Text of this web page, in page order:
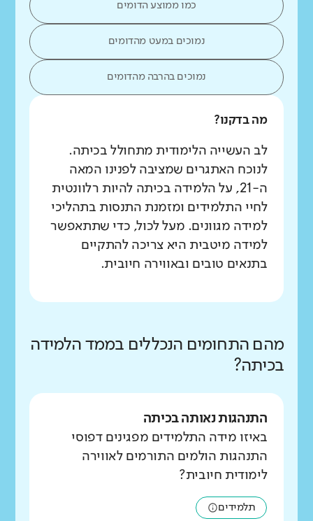
כמו ממוצע הדומים
נמוכים במעט מהדומים
נמוכים בהרבה מהדומים
מה בדקנו?
לב העשייה הלימודית מתחולל בכיתה.
לנוכח האתגרים שמציבה לפנינו המאה
ה-21, על הלמידה בכיתה להיות רלוונטית
לחיי התלמידים ומזמנת התנסות בתהליכי
למידה מגוונים. מעל לכול, כדי שתתאפשר
למידה מיטבית היא צריכה להתקיים
בתנאים טובים ובאווירה חיובית.
מהם התחומים הנכללים בממד הלמידה
בכיתה?
התנהגות נאותה בכיתה
באיזו מידה התלמידים מפגינים דפוסי
התנהגות הולמים התורמים לאווירה
לימודית חיובית?
תלמידים